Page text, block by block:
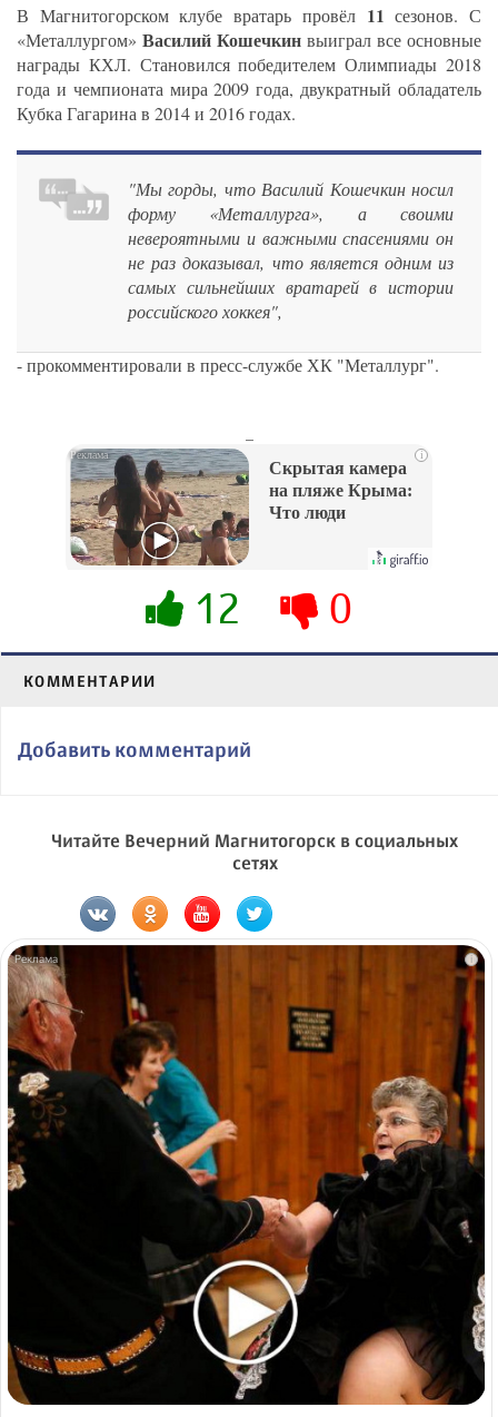
В Магнитогорском клубе вратарь провёл 11сезонов. С
«Металлургом» Василий Кошечкин выиграл все основные
награды КХЛ. Становился победителем Олимпиады 2018
года и чемпионата мира 2009 года, двукратный обладатель
Кубка Гагарина в 2014 и 2016 годах.
"Мы горды, что Василий Кошечкин носил
форму «Металлурга», а своими
невероятными и важными спасениями он
не раз доказывал, что является одним из
самых сильнейших вратарей в истории
российского хоккея",
- прокомментировали в пресс-службе ХК "Металлург".
i
Скрытая камера
на пляже Крыма:
Что люди
их не видят...
12 0
КОММЕНТАРИИ
Добавить комментарий
Читайте Вечерний Магнитогорск в социальных
сетях
i